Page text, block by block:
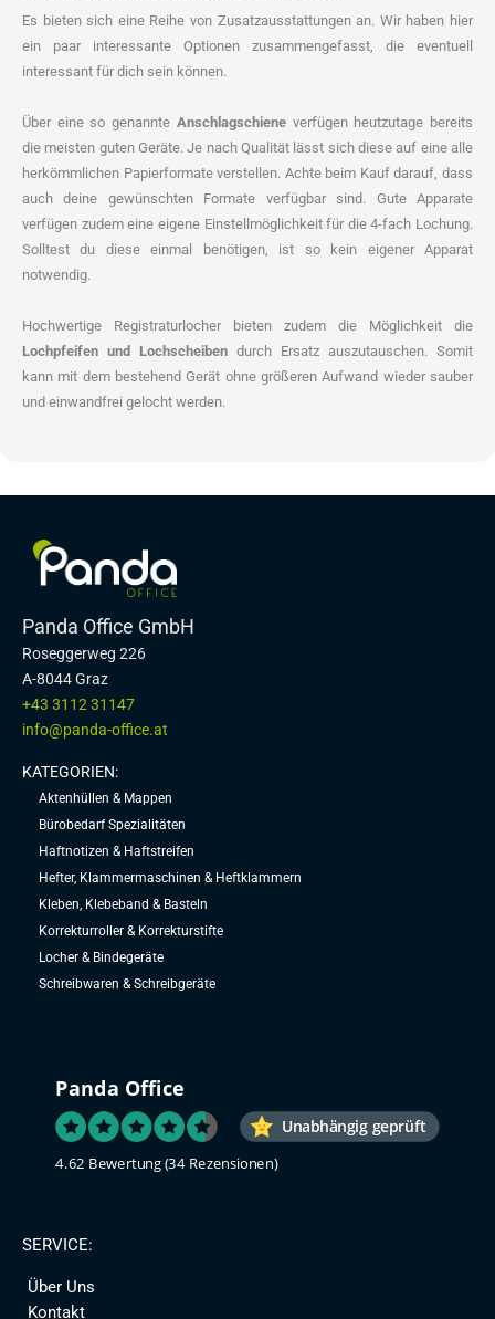
Es bieten sich eine Reihe von Zusatzausstattungen an. Wir haben hier
ein paar interessante Optionen zusammengefasst, die eventuell
interessant für dich sein können.
Über eine so genannte Anschlagschiene verfügen heutzutage bereits
die meisten guten Geräte. Je nach Qualität lässt sich diese auf eine alle
herkömmlichen Papierformate verstellen. Achte beim Kauf darauf, dass
auch deine gewünschten Formate verfügbar sind. Gute Apparate
verfügen zudem eine eigene Einstellmöglichkeit für die 4-fach Lochung.
Solltest du diese einmal benötigen, ist so kein eigener Apparat
notwendig.
Hochwertige Registraturlocher bieten zudem die Möglichkeit die
Lochpfeifen und Lochscheiben durch Ersatz auszutauschen. Somit
kann mit dem bestehend Gerät ohne größeren Aufwand wieder sauber
und einwandfrei gelocht werden.
Panda Office GmbH
Roseggerweg 226
A-8044 Graz
+43 3112 31147
info@panda-office.at
KATEGORIEN:
Aktenhüllen & Mappen
Bürobedarf Spezialitäten
Haftnotizen & Haftstreifen
Hefter, Klammermaschinen & Heftklammern
Kleben, Klebeband & Basteln
Korrekturroller & Korrekturstifte
Locher & Bindegeräte
Schreibwaren & Schreibgeräte
Panda Office
Unabhängig geprüft
4.62 Bewertung(34 Rezensionen)
SERVICE:
Über Uns
Kontakt